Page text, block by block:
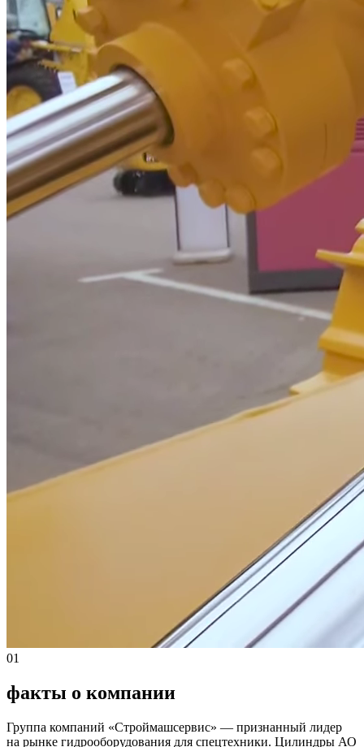
01
факты о компании
Группа компаний «Строймашсервис» — признанный лидер
на рынке гидрооборудования для спецтехники. Цилиндры АО